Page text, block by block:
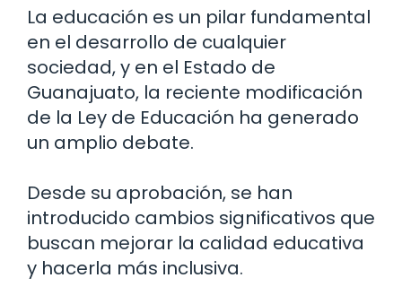
La educación es un pilar fundamental
en el desarrollo de cualquier
sociedad, y en el Estado de
Guanajuato, la reciente modificación
de la Ley de Educación ha generado
un amplio debate.
Desde su aprobación, se han
introducido cambios significativos que
buscan mejorar la calidad educativa
y hacerla más inclusiva.